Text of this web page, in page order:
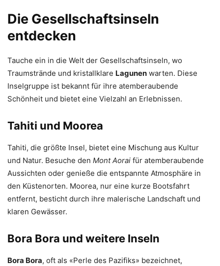
Die Gesellschaftsinseln
entdecken
Tauche ein in die Welt der Gesellschaftsinseln, wo
Traumstrände und kristallklare Lagunen warten. Diese
Inselgruppe ist bekannt für ihre atemberaubende
Schönheit und bietet eine Vielzahl an Erlebnissen.
Tahiti und Moorea
Tahiti, die größte Insel, bietet eine Mischung aus Kultur
und Natur. Besuche den Mont Aorai für atemberaubende
Aussichten oder genieße die entspannte Atmosphäre in
den Küstenorten. Moorea, nur eine kurze Bootsfahrt
entfernt, besticht durch ihre malerische Landschaft und
klaren Gewässer.
Bora Bora und weitere Inseln
Bora Bora, oft als «Perle des Pazifiks» bezeichnet,